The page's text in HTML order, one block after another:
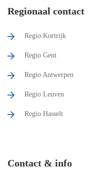
Regionaal contact
Regio Kortrijk
Regio Gent
Regio Antwerpen
Regio Leuven
Regio Hasselt
Contact & info